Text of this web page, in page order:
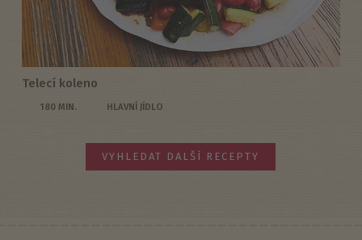
Telecí koleno
180 MIN. HLAVNÍ JÍDLO
VYHLEDAT DALŠÍ RECEPTY